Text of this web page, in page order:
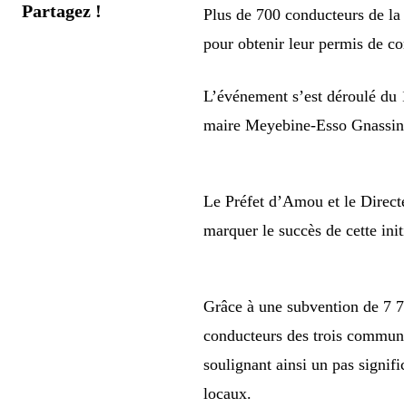
Partagez !
Plus de 700 conducteurs de
pour obtenir leur permis de
L’événement s’est déroulé
maire Meyebine-Esso
Le Préfet d’Amou et le
marquer le succès de cette
Grâce à une subvention de 7
conducteurs des trois
soulignant ainsi un pas
locaux.